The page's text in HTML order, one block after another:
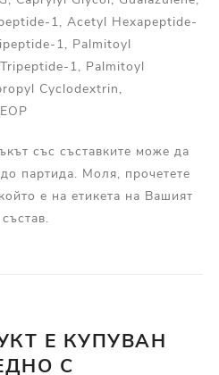
1, Acetyl Hexapeptide-
1, Palmitoyl
1, Palmitoyl
Cyclodextrin,
със съставките може да
партида. Моля, прочетете
е на етикета на Вашият
Е КУПУВАН
С